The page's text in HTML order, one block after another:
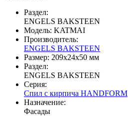
Раздел:
ENGELS BAKSTEEN
Модель: KATMAI
Производитель:
ENGELS BAKSTEEN
Размер: 209x24x50 мм
Раздел:
ENGELS BAKSTEEN
Серия:
Спил с кирпича HANDFORM
Назначение:
Фасады